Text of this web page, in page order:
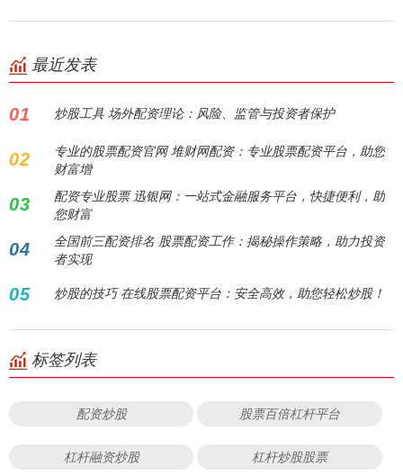
最近发表
01 炒股工具 场外配资理论：风险、监管与投资者保护
02
专业的股票配资官网 堆财网配资：专业股票配资平台，助您
财富增
03
配资专业股票 迅银网：一站式金融服务平台，快捷便利，助
您财富
04
全国前三配资排名 股票配资工作：揭秘操作策略，助力投资
者实现
05 炒股的技巧 在线股票配资平台：安全高效，助您轻松炒股！
标签列表
配资炒股 股票百倍杠杆平台
杠杆融资炒股 杠杆炒股股票